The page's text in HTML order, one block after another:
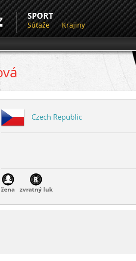
SPORT
Súťaže Krajiny
Czech Republic
žena zvratný luk